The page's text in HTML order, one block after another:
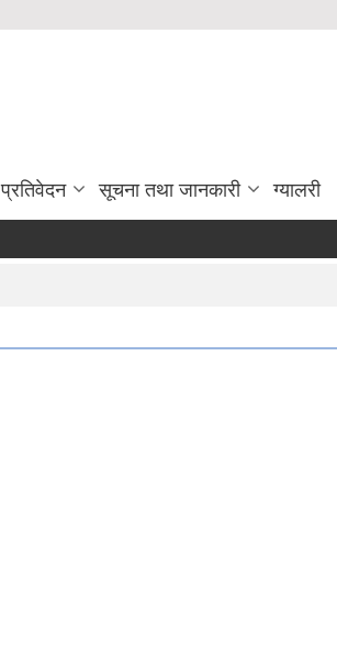
प्रतिवेदन सूचना तथा जानकारी ग्यालरी